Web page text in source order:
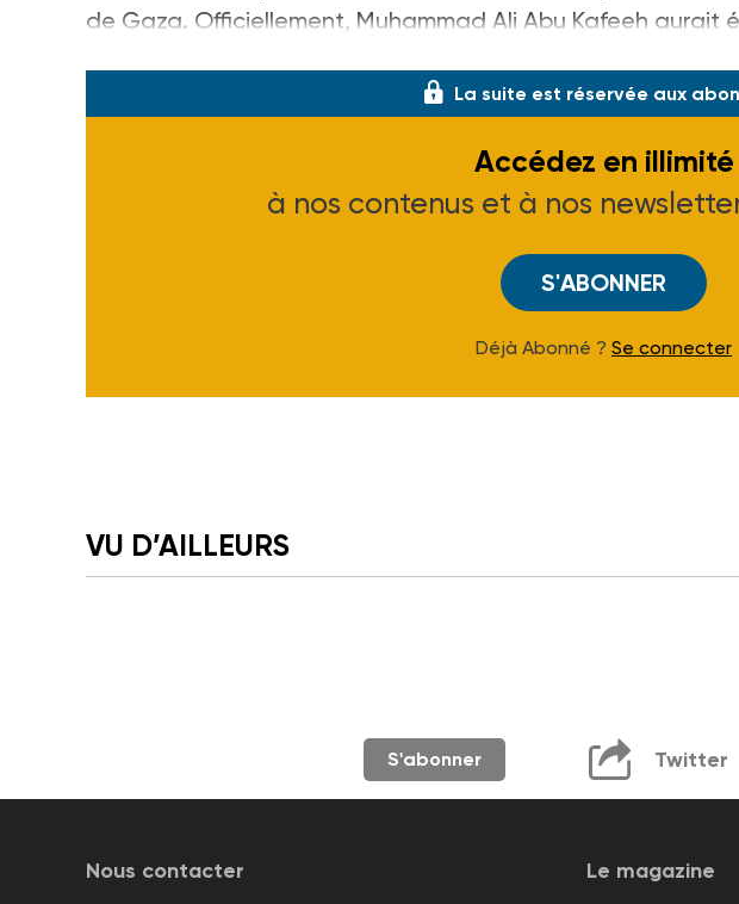
de Gaza. Officiellement, Muhammad Ali Abu Kafeeh aurait
La suite est réservée aux
Accédez en illimité
à nos contenus et à nos
S'ABONNER
Déjà Abonné ? Se connecter
VU D’AILLEURS
S'abonner Twitter
Nous contacter Le magazine